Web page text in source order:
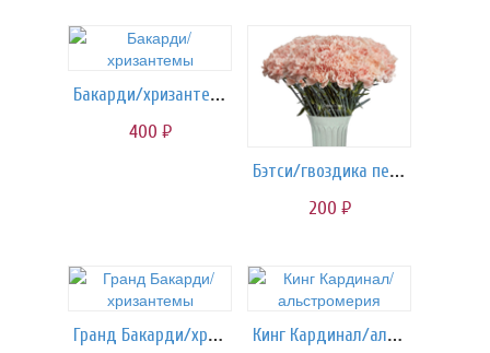
Бакарди/хризантемы
400 руб.
Бэтси/гвоздика персиковая
200 руб.
Гранд Бакарди/хризантемы Кинг Кардинал/альстромерия